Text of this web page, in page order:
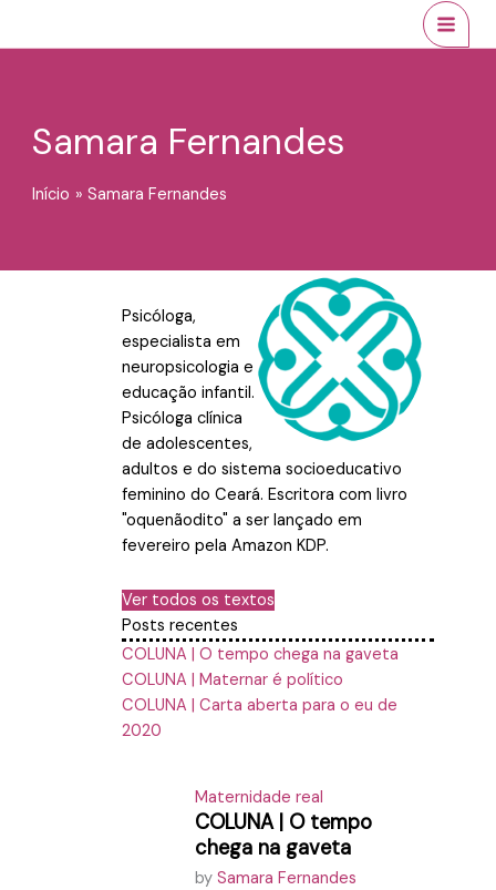
Samara Fernandes
Início Samara Fernandes
Psicóloga,
especialista em
neuropsicologia e
educação infantil.
Psicóloga clínica
de adolescentes,
adultos e do sistema socioeducativo
feminino do Ceará. Escritora com livro
"oquenãodito" a ser lançado em
fevereiro pela Amazon KDP.
Ver todos os textos
Posts recentes
COLUNA | O tempo chega na gaveta
COLUNA | Maternar é político
COLUNA | Carta aberta para o eu de
2020
Maternidade real
COLUNA | O tempo
chega na gaveta
by Samara Fernandes